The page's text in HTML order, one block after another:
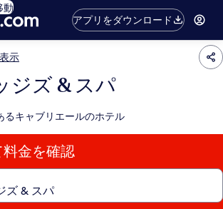
動
アプリをダウンロード
示
ジズ & スパ
るキャブリエールのホテル
金を確認